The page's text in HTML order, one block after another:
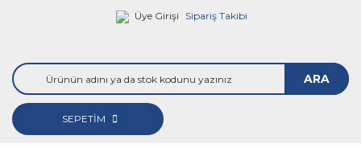
Üye Girişi Sipariş Takibi
ARA
SEPETİM